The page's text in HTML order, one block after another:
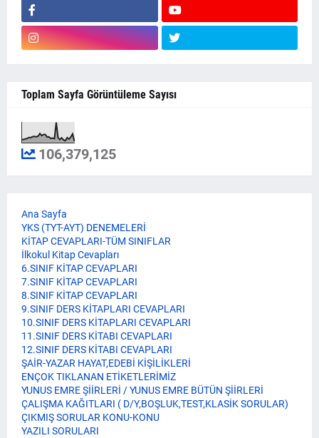
Toplam Sayfa Görüntüleme Sayısı
106,379,125
Ana Sayfa
YKS (TYT-AYT) DENEMELERİ
KİTAP CEVAPLARI-TÜM SINIFLAR
İlkokul Kitap Cevapları
6.SINIF KİTAP CEVAPLARI
7.SINIF KİTAP CEVAPLARI
8.SINIF KİTAP CEVAPLARI
9.SINIF DERS KİTAPLARI CEVAPLARI
10.SINIF DERS KİTAPLARI CEVAPLARI
11.SINIF DERS KİTABI CEVAPLARI
12.SINIF DERS KİTABI CEVAPLARI
ŞAİR-YAZAR HAYAT,EDEBİ KİŞİLİKLERİ
ENÇOK TIKLANAN ETİKETLERİMİZ
YUNUS EMRE ŞİİRLERİ / YUNUS EMRE BÜTÜN ŞİİRLERİ
ÇALIŞMA KAĞITLARI ( D/Y,BOŞLUK,TEST,KLASİK SORULAR)
ÇIKMIŞ SORULAR KONU-KONU
YAZILI SORULARI